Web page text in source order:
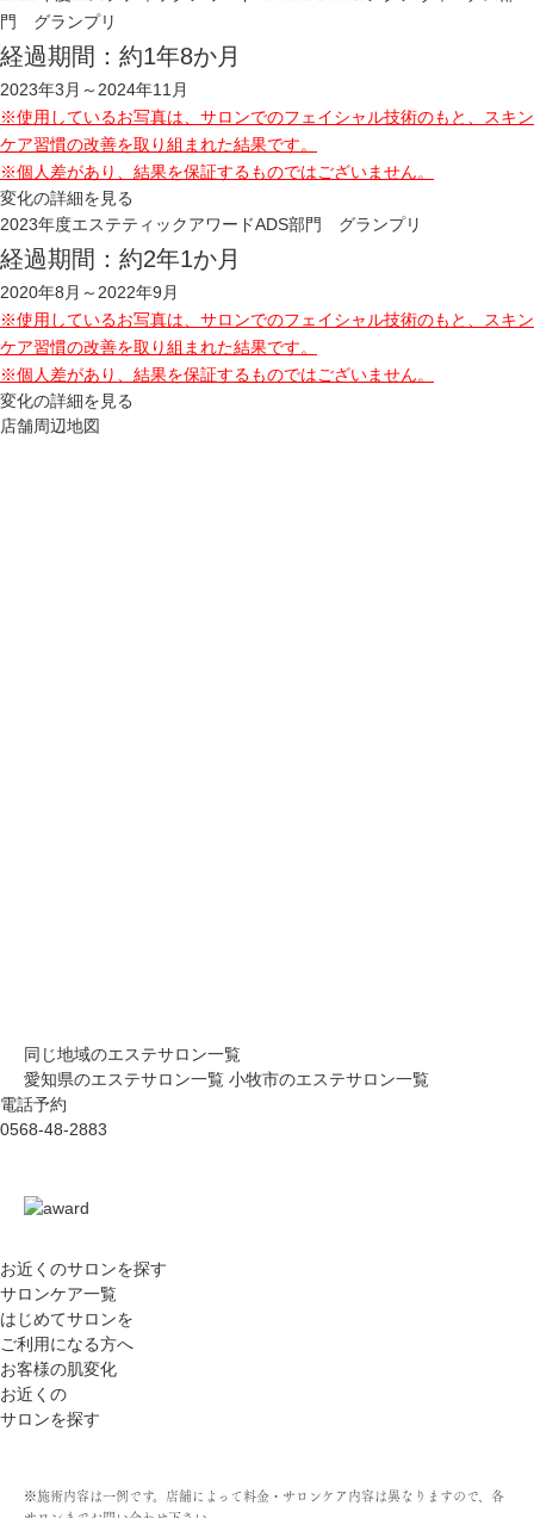
門 グランプリ
経過期間：約1年8か月
2023年3月～2024年11月
※使用しているお写真は、サロンでのフェイシャル技術のもと、スキン
ケア習慣の改善を取り組まれた結果です。
※個人差があり、結果を保証するものではございません。
変化の詳細を見る
2023年度エステティックアワードADS部門 グランプリ
経過期間：約2年1か月
2020年8月～2022年9月
※使用しているお写真は、サロンでのフェイシャル技術のもと、スキン
ケア習慣の改善を取り組まれた結果です。
※個人差があり、結果を保証するものではございません。
変化の詳細を見る
店舗周辺地図
同じ地域のエステサロン一覧
愛知県のエステサロン一覧 小牧市のエステサロン一覧
電話予約
0568-48-2883
お近くのサロンを探す
サロンケア一覧
はじめてサロンを
ご利用になる方へ
お客様の肌変化
お近くの
サロンを探す
※施術内容は一例です。店舗によって料金・サロンケア内容は異なりますので、各